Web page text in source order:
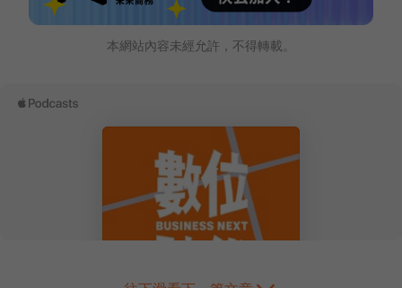
本網站內容未經允許，不得轉載。